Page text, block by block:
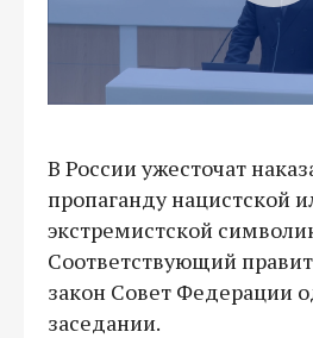
В России ужесточат
пропаганду нацистской
экстремистской
Соответствующий
закон Совет Федерации
заседании.